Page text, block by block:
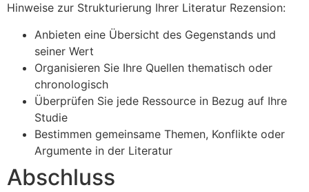
Hinweise zur Strukturierung Ihrer Literatur Rezension:
Anbieten eine Übersicht des Gegenstands und
seiner Wert
Organisieren Sie Ihre Quellen thematisch oder
chronologisch
Überprüfen Sie jede Ressource in Bezug auf Ihre
Studie
Bestimmen gemeinsame Themen, Konflikte oder
Argumente in der Literatur
Abschluss